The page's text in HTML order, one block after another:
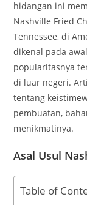
hidangan ini
Nashville Fried
Tennessee, di
dikenal pada
popularitasnya
di luar negeri.
tentang
pembuatan,
menikmatinya.
Asal Usul
Table of